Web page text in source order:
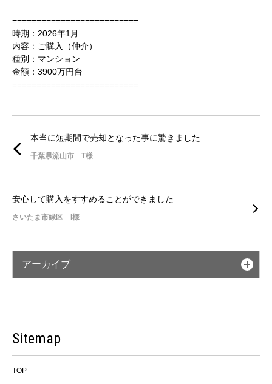
==========================
時期：2026年1月
内容：ご購入（仲介）
種別：マンション
金額：3900万円台
==========================
本当に短期間で売却となった事に驚きました
千葉県流山市 T様
安心して購入をすすめることができました
さいたま市緑区 I様
アーカイブ
Sitemap
TOP